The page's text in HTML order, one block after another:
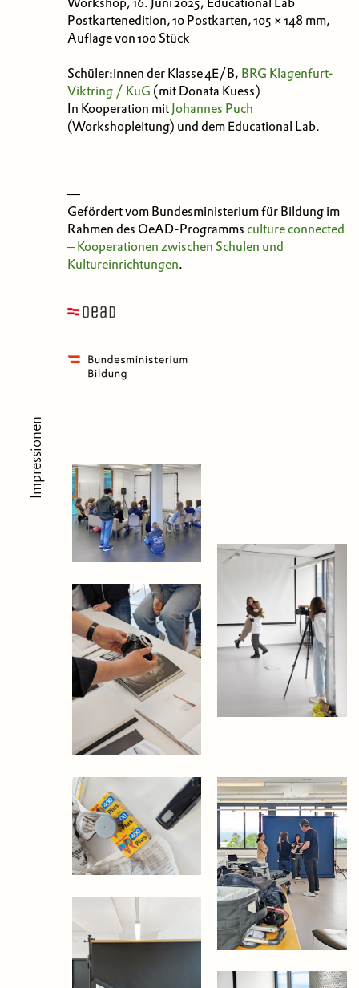
Postkartenedition, 10 Postkarten, 105 × 148 mm,
Auflage von 100 Stück
Schüler:innen der Klasse 4E/B, BRG Klagenfurt-
Viktring / KuG (mit Donata Kuess)
In Kooperation mit Johannes Puch
(Workshopleitung) und dem Educational Lab.
—
Gefördert vom Bundesministerium für Bildung im
Rahmen des OeAD-Programms culture connected
‒ Kooperationen zwischen Schulen und
Kultureinrichtungen.
Impressionen